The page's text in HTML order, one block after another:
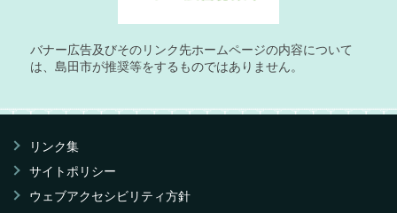
バナー広告及びそのリンク先ホームページの内容について
は、島田市が推奨等をするものではありません。
リンク集
サイトポリシー
ウェブアクセシビリティ方針